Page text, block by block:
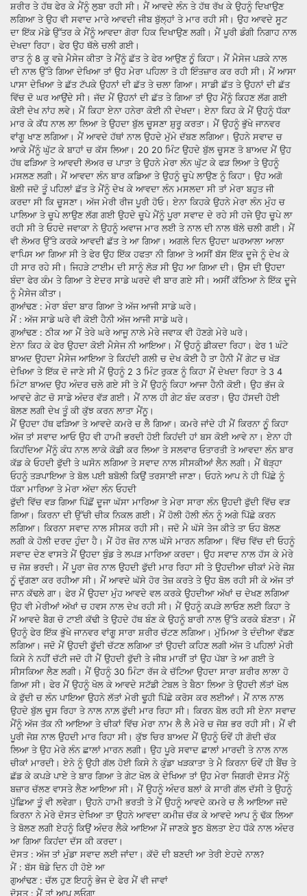
ਸ਼ਰੀਰ ਤੇ ਹੱਥ ਫੇਰ ਕੇ ਮੈਂਨੂੰ ਲੁਬਾ ਰਹੀ ਸੀ। ਮੈਂ ਆਵਦੇ ਲੰਨ ਤੇ ਹੱਥ ਰੱਖ ਕੇ ਉਹਨੂੰ ਦਿਖਾਉਣ
ਲਗਿਆ ਤੇ ਉਹ ਵੀ ਸਵਾਦ ਮਾਰੇ ਆਵਦੀ ਜੀਬ ਬੁੱਲ੍ਹਾਂ ਤੇ ਮਾਰ ਰਹੀ ਸੀ। ਉਹ ਆਵਦੇ ਸੂਟ
ਦਾ ਇੱਕ ਮੋਡੇ ਉੱਤਰ ਕੇ ਮੈਂਨੂੰ ਆਵਦਾ ਗੋਰਾ ਹਿਕ ਦਿਖਾਉਣ ਲਗੀ। ਮੈਂ ਪੂਰੀ ਡੰਗੀ ਨਿਗਾਹ ਨਾਲ
ਦੇਖਦਾ ਰਿਹਾ। ਫੇਰ ਉਹ ਥੱਲੇ ਚਲੀ ਗਈ।
ਰਾਤ ਨੂੰ 8 ਕੂ ਵਜ਼ੇ ਮੈਸੇਜ ਕੀਤਾ ਤੇ ਮੈਂਨੂੰ ਛੱਤ ਤੇ ਫੇਰ ਆਉਣ ਨੁੂੰ ਕਿਹਾ। ਮੈਂ ਮੈਸੇਜ ਪੜਕੇ ਨਾਲ
ਦੀ ਨਾਲ ਉੱਤੇ ਗਿਆ ਦੇਖਿਆ ਤਾਂ ਉਹ ਮੇਰਾ ਪਹਿਲਾ ਤੋ ਹੀ ਇੰਤਜ਼ਾਰ ਕਰ ਰਹੀ ਸੀ। ਮੈਂ ਆਸਾ
ਪਾਸਾ ਦੇਖਿਆ ਤੇ ਛੱਤ ਟੱਪਕੇ ਉਹਨਾਂ ਦੀ ਛੱਤ ਤੇ ਚਲਾ ਗਿਆ। ਸਾਡੀ ਛੱਤ ਤੇ ਉਹਨਾਂ ਦੀ ਛੱਤ
ਵਿੱਚ ਦੋ ਘਰ ਆਉਂਦੇ ਸੀ। ਜੱਦ ਮੈਂ ਉਹਨਾਂ ਦੀ ਛੱਤ ਤੇ ਗਿਆ ਤਾਂ ਉਹ ਮੈਂਨੂੰ ਕਿਹਣ ਲੱਗ ਗਈ
ਕੋਈ ਦੇਖ ਨਾਂਹ ਲਵੇ। ਮੈਂ ਕਿਹਾ ਏਨਾ ਹਨੇਰਾ ਕੋਈ ਨੀ ਦੇਖਦਾ। ਏਨਾ ਕਿਹ ਕੇ ਮੈਂ ਉਹਨੂੰ ਧੱਕਾ
ਮਾਰ ਕੇ ਕੱਂਧ ਨਾਲ ਲਾ ਲਿਆ ਤੇ ਉਹਦਾ ਬੁੱਲ ਚੂਸਣਾ ਸ਼ੁਰੂ ਕਰਤਾ। ਮੈਂ ਉਹਨੂੰ ਭੁੱਖੇ ਜਾਨਵਰ
ਵਾਂਗੂ ਖਾਣ ਲਗਿਆ। ਮੈਂ ਆਵਦੇ ਹੱਥਾਂ ਨਾਲ ਉਹਦੇ ਮੁੱਮੇ ਦੱਬਣ ਲਗਿਆ। ਉਹਨੇ ਸਵਾਦ ਚ
ਆਕੇ ਮੈਂਨੂੰ ਘੁੱਟ ਕੇ ਬਾਹਾਂ ਚ ਕੱਸ ਲਿਆ। 20 20 ਮਿੰਟ ਉਹਦੇ ਬੁੱਲ ਚੂਸਣ ਤੋ ਬਾਅਦ ਮੈਂ ਉਹ
ਹੱਥ ਫੜਿਆ ਤੇ ਆਵਦੀ ਲੋਅਰ ਚ ਪਾਤਾ ਤੇ ਉਹਨੇ ਮੇਰਾ ਲੰਨ ਘੁੱਟ ਕੇ ਫੜ ਲਿਆ ਤੇ ਉਹਨੂੰ
ਮਸਲਣ ਲਗੀ। ਮੈਂ ਆਵਦਾ ਲੰਨ ਬਾਰ ਕਡਿਆ ਤੇ ਉਹਨੂੰ ਚੂਪੇ ਲਾਉਣ ਨੂੰ ਕਿਹਾ। ਉਹ ਅਗੋ
ਬੋਲੀ ਜਦੋ ਤੂੰ ਪਹਿਲਾਂ ਛੱਤ ਤੇ ਮੈਂਨੂੰ ਦੇਖ ਕੇ ਆਵਦਾ ਲੰਨ ਮਸਲਦਾ ਸੀ ਤਾਂ ਮੇਰਾ ਬਹੁਤ ਜੀ
ਕਰਦਾ ਸੀ ਕਿ ਚੂਸਣਾ। ਅੱਜ ਮੇਰੀ ਰੀਜ ਪੂਰੀ ਹੋਓ। ਏਨਾ ਕਿਹਕੇ ਉਹਨੇ ਮੇਰਾ ਲੰਨ ਮੁੰਹ ਚ
ਪਾਲਿਆ ਤੇ ਚੂਪੇ ਲਾਉਣ ਲੱਗ ਗਈ ਉਹਦੇ ਚੂਪੇ ਮੈਂਨੂੰ ਪੂਰਾ ਸਵਾਦ ਦੇ ਰਹੇ ਸੀ ਹਜੇ ਉਹ ਚੂਪੇ ਲਾ
ਰਹੀ ਸੀ ਤੇ ਓਹਦੇ ਜਵਾਕਾ ਨੇ ਉਹਨੂੰ ਅਵਾਜ ਮਾਰ ਲਈ ਤੇ ਨਾਲ ਦੀ ਨਾਲ ਥੱਲੇ ਚਲੀ ਗਈ। ਮੈਂ
ਵੀ ਲੋਅਰ ਉੱਤੇ ਕਰਕੇ ਆਵਦੀ ਛੱਤ ਤੇ ਆ ਗਿਆ। ਅਗਲੇ ਦਿਨ ਉਹਦਾ ਘਰਆਲਾ ਆਲਾ
ਵਾਪਿਸ ਆ ਗਿਆ ਸੀ ਤੇ ਫੇਰ ਉਹ ਇੱਕ ਹਫਤਾ ਨੀ ਗਿਆ ਤੇ ਅਸੀਂ ਬੱਸ ਇੱਕ ਦੂਜੇ ਨੂੰ ਦੇਖ ਕੇ
ਹੀ ਸਾਰ ਰਹੇ ਸੀ। ਜਿਹੜੇ ਟਾਈਮ ਦੀ ਸਾਨੂੰ ਲੋੜ ਸੀ ਉਹ ਆ ਗਿਆ ਦੀ। ਉਸ ਦੀ ਉਹਦਾ
ਬੰਦਾ ਫੇਰ ਕੰਮ ਤੇ ਗਿਆ ਤੇ ਏਦਰ ਸਾਡੇ ਘਰਦੇ ਵੀ ਬਾਰ ਗਏ ਸੀ। ਅਸੀਂ ਕੱਠਿਆ ਨੇ ਇੱਕ ਦੂਜੇ
ਨੂੰ ਮੈਸੇਜ ਕੀਤਾ।
ਗੁਆਂਢਣ : ਮੇਰਾ ਬੰਦਾ ਬਾਰ ਗਿਆ ਤੇ ਅੱਜ ਆਜੀ ਸਾਡੇ ਘਰੇ।
ਮੈਂ : ਅੱਜ ਸਾਡੇ ਘਰੇ ਵੀ ਕੋਈ ਹੈਨੀ ਅੱਜ ਆਜੀ ਸਾਡੇ ਘਰੇ।
ਗੁਆਂਢਣ : ਠੀਕ ਆ ਮੈਂ ਤੇਰੇ ਘਰੇ ਆਜੂ ਨਾਲੇ ਮੇਰੇ ਜਵਾਕ ਵੀ ਹੋਣਗੇ ਮੇਰੇ ਘਰੇ।
ਏਨਾ ਕਿਹ ਕੇ ਫੇਰ ਉਹਦਾ ਕੋਈ ਮੈਸੇਜ ਨੀ ਆਇਆ। ਮੈਂ ਉਹਨੂੰ ਡੀਕਦਾ ਰਿਹਾ। ਫੇਰ 1 ਘੰਟੇ
ਬਾਅਦ ਉਹਦਾ ਮੈਸੇਜ ਆਇਆ ਤੇ ਕਿਹਂਦੀ ਗਲੀ ਚ ਦੇਖ ਕੋਈ ਹੈ ਤਾ ਹੈਨੀ ਮੈਂ ਗੇਟ ਚ ਖੱੜ
ਦੇਖਿਆ ਤੇ ਇੱਕ ਦੋ ਜਾਣੇ ਸੀ ਮੈਂ ਉਹਨੂੰ 2 3 ਮਿੰਟ ਰੁਕਣ ਨੂੰ ਕਿਹਾ ਮੈਂ ਦੇਖਦਾ ਰਿਹਾ ਤੇ 3 4
ਮਿੰਟਾ ਬਾਅਦ ਉਹ ਅੰਦਰ ਚਲੇ ਗਏ ਸੀ ਤੇ ਮੈਂ ਉਹਨੂੰ ਕਿਹਾ ਆਜਾ ਹੈਨੀ ਕੋਈ। ਉਹ ਭੱਜ ਕੇ
ਆਵਦੇ ਗੇਟ ਚੋ ਸਾਡੇ ਅੰਦਰ ਵੱੜ ਗਈ। ਮੈਂ ਨਾਲ ਹੀ ਗੇਟ ਬੰਦ ਕਰਤਾ। ਉਹ ਹੱਸਦੀ ਹੋਈ
ਬੋਲਣ ਲਗੀ ਦੇਖ ਤੂੰ ਕੀ ਕੁੱਝ ਕਰਨ ਲਾਤਾ ਮੈਂਨੂ।
ਮੈਂ ਉਹਦਾ ਹੱਥ ਫੜਿਆ ਤੇ ਆਵਦੇ ਕਮਰੇ ਚ ਲੈ ਗਿਆ। ਕਮਰੇ ਜਾਂਦੇ ਹੀ ਮੈਂ ਕਿਰਨਾ ਨੁੂੰ ਕਿਹਾ
ਅੱਜ ਤਾਂ ਸਵਾਦ ਆਓ ਉਹ ਵੀ ਹਾਮੀ ਭਰਦੀ ਹੋਈ ਕਿਹਂਦੀ ਹਾਂ ਬਸ ਕੋਈ ਆਵੇ ਨਾ। ਏਨਾ ਹੀ
ਕਿਹਂਦਿਆ ਮੈਂਨੂੰ ਕੰਧ ਨਾਲ ਲਾਕੇ ਕੋਡੀ ਕਰ ਲਿਆ ਤੇ ਸਲਵਾਰ ਓਤਾਰਤੀ ਤੇ ਆਵਦਾ ਲੰਨ ਬਾਰ
ਕੱਡ ਕੇ ਓਹਦੀ ਫੁੱਦੀ ਤੇ ਘਸੋਨ ਲਗਿਆ ਤੇ ਸਵਾਦ ਨਾਲ ਸੀਸਕੀਆਂ ਲੈਨ ਲਗੀ। ਮੈਂ ਥੋੜ੍ਹਾ
ਓਹਨੂੰ ਤੜਪਾਇਆ ਤੇ ਬੋਲ ਪਈ ਬਬੋਲੀ ਕਿਉਂ ਤਰਸਾਈ ਜਾਣਾ। ਓਹਨੇ ਆਪ ਨੇ ਹੀ ਪਿੱਛੇ ਨੂੰ
ਧੱਕਾ ਮਾਰਿਆ ਤੇ ਮੇਰਾ ਅੱਦਾ ਲੰਨ ਓਹਦੀ
ਫੁੱਦੀ ਵਿੱਚ ਵੜ ਗਿਆ ਪਿੱਛੋਂ ਦੂਜਾ ਘੱਸਾ ਮਾਰਿਆ ਤੇ ਮੇਰਾ ਸਾਰਾ ਲੰਨ ਉਹਦੀ ਫੁੱਦੀ ਵਿੱਚ ਵੜ
ਗਿਆ। ਕਿਰਨਾ ਦੀ ਉੱਚੀ ਚੀਕ ਨਿਕਲ ਗਈ। ਮੈਂ ਹੋਲੀ ਹੋਲੀ ਲੰਨ ਨੂੰ ਅਗੇ ਪਿੱਛੇ ਕਰਨ
ਲਗਿਆ। ਕਿਰਨਾ ਸਵਾਦ ਨਾਲ ਸੀਸਕ ਰਹੀ ਸੀ। ਜਦੋ ਮੈ ਘੱਸੇ ਤੇਜ ਕੀਤੇ ਤਾ ਓਹ ਬੋਲਣ
ਲਗੀ ਕੇ ਹੋਲੀ ਦਰਦ ਹੁੰਦਾ ਹੈ। ਮੈਂ ਹੋਰ ਜ਼ੋਰ ਨਾਲ ਘੱਸੇ ਮਾਰਨ ਲਗਿਆ। ਵਿੱਚ ਵਿੱਚ ਦੀ ਓਹਨੂੰ
ਸਵਾਦ ਦੇਣ ਵਾਸਤੇ ਮੈਂ ਉਹਦਾ ਬੁੰਡ ਤੇ ਲਪੜ ਮਾਰਿਆ ਕਰਦਾ। ਉਹ ਸਵਾਦ ਨਾਲ ਹੱਸ ਕੇ ਮੇਰੇ
ਚ ਜੋਸ਼ ਭਰਦੀ। ਮੈਂ ਪੂਰਾ ਜ਼ੋਰ ਨਾਲ ਉਹਦੀ ਫੁੱਦੀ ਮਾਰ ਰਿਹਾ ਸੀ ਤੇ ਉਹਦੀਆ ਚੀਕਾਂ ਮੇਰੇ ਜੋਸ਼
ਨੁੂੰ ਦੁੱਗਣਾ ਕਰ ਰਹੀਆ ਸੀ। ਮੈਂ ਆਵਦੇ ਘੱਸੇ ਹੋਰ ਤੇਜ਼ ਕਰਤੇ ਤੇ ਉਹ ਬੋਲ ਰਹੀ ਸੀ ਕੇ ਅੱਜ ਤਾਂ
ਜਾਨ ਕੱਢਲੇ ਗਾ। ਫੇਰ ਮੈਂ ਉਹਦਾ ਮੁੰਹ ਆਵਦੇ ਵਲ ਕਰਕੇ ਉਹਦੀਆ ਅੱਖਾਂ ਚ ਦੇਖਣ ਲਗਿਆ
ਉਹ ਵੀ ਮੇਰੀਆਂ ਅੱਖਾਂ ਚ ਹਵਸ ਨਾਲ ਦੇਖ ਰਹੀ ਸੀ। ਮੈਂ ਉਹਨੂੰ ਕਪੜੇ ਲਾਓਣ ਲਈ ਕਿਹਾ ਤੇ
ਮੈਂ ਆਵਦੇ ਬੈਗ ਚੋ ਟਾਈ ਕੱਢੀ ਤੇ ਉਹਦੇ ਹੱਥ ਬੰਣ ਕੇ ਉਹਨੂੰ ਬਾਰੀ ਨਾਲ ਉੱਤੇ ਕਰਕੇ ਬੰਣਤਾ। ਮੈਂ
ਉਹਨੂੰ ਫੇਰ ਇੱਕ ਭੁੱਖੇ ਜਾਨਵਰ ਵਾਂਗੂ ਸਾਰਾ ਸ਼ਰੀਰ ਚੱਟਣ ਲਗਿਆ। ਮੁੱਮਿਆ ਤੇ ਦੰਦੀਆ ਵੱਡਣ
ਲਗਿਆ। ਜਦੋ ਮੈਂ ਉਹਦੀ ਫੂੱਦੀ ਚੱਟਣ ਲਗਿਆ ਤਾਂ ਉਹਦੀ ਕਹਿਣ ਲਗੀ ਅੱਜ ਤੋ ਪਹਿਲਾਂ ਮੇਰੀ
ਕਿਸੇ ਨੇ ਨਹੀਂ ਚੱਟੀ ਜਦੋ ਹੀ ਮੈਂ ਉਹਦੀ ਫੁੱਦੀ ਤੇ ਜੀਬ ਮਾਰੀਂ ਤਾਂ ਉਹ ਪੱਬਾ ਤੇ ਆ ਗਈ ਤੇ
ਸੀਸਕਿਆ ਲੈਣ ਲਗੀ। ਮੈਂ ਉਹਨੂੰ 30 ਮਿੰਟਾ ਰੱਜ ਕੇ ਚੱਟਿਆ ਉਹਦਾ ਸਾਰਾ ਸ਼ਰੀਰ ਲਾਲਾ ਹੋ
ਗਿਆ ਸੀ। ਫੇਰ ਮੈਂ ਉਹਨੂੰ ਖੋਲ ਕੇ ਆਵਦੇ ਸਟੱਡੀ ਟੇਬਲ ਤੇ ਬੈਠਾ ਲਿਆ ਤੇ ਉਹਦੀ ਲੱਤਾਂ ਖੋਲ
ਕੇ ਫੁੱਦੀ ਚ ਲੰਨ ਪਾਇਆ ਉਹਨੇ ਲੱਤਾਂ ਮੇਰੀ ਢੂਹੀ ਪਿੱਛੇ ਕਰੋਸ ਕਰ ਲਈਆਂ। ਮੈਂ ਨਾਲ ਨਾਲ
ਉਹਦੇ ਬੁੱਲ ਚੂਸ ਰਿਹਾ ਤੇ ਨਾਲ ਨਾਲ਼ ਫੁੱਦੀ ਮਾਰ ਰਿਹਾ ਸੀ। ਕਿਰਨ ਬੋਲ ਰਹੀ ਸੀ ਏਨਾ ਸਵਾਦ
ਮੈਂਨੂੰ ਅੱਜ ਤੱਕ ਨੀ ਆਇਆ ਤੇ ਚੀਕਾਂ ਵਿੱਚ ਮੇਰਾ ਨਾਮ ਲੈ ਲੈ ਮੇਰੇ ਚ ਜੋਸ਼ ਭਰ ਰਹੀ ਸੀ। ਮੈਂ ਵੀ
ਪੂਰੀ ਜੋਸ਼ ਨਾਲ ਉਹਦੀ ਮਾਰ ਰਿਹਾ ਸੀ। ਕੁੱਝ ਚਿਰ ਬਾਅਦ ਮੈਂ ਉਹਨੂੰ ਓਵੇਂ ਹੀ ਗੋਦੀ ਚੱਕ
ਲਿਆ ਤੇ ਉਹ ਮੇਰੇ ਲੰਨ ਛਾਲਾਂ ਮਾਰਨ ਲਗੀ। ਉਹ ਪੂਰੇ ਸਵਾਦ ਛਾਲਾਂ ਮਾਰਦੀ ਤੇ ਨਾਲ ਨਾਲ
ਚੀਕਾਂ ਮਾਰਦੀ। ਏਨੇ ਨੂੰ ਉਹੀ ਗੱਲ ਹੋਈ ਕਿਸੇ ਨੇ ਕੁੰਡਾ ਖੜਕਾਤਾ ਤੇ ਮੈ ਕਿਰਨਾ ਓਵੇਂ ਹੀ ਬੈਂਚ ਤੇ
ਛੱਡ ਕੇ ਕਪੜੇ ਪਾਏ ਤੇ ਬਾਰ ਗਿਆ ਤੇ ਗੇਟ ਖੋਲ ਕੇ ਦੇਖਿਆ ਤਾਂ ਉਹ ਮੇਰਾ ਜਿਗਰੀ ਦੋਸਤ ਮੈਂਨੂੰ
ਬਜ਼ਾਰ ਚੱਲਣ ਵਾਸਤੇ ਲੈਣ ਆਇਆ ਸੀ। ਮੈਂ ਉਹਨੂੰ ਅੰਦਰ ਬਲਾਂ ਕੇ ਸਾਰੀ ਗੱਲ ਦੱਸੀ ਤੇ ਉਹਨੂੰ
ਪੁੱਛਿਆ ਤੂੰ ਵੀ ਲਵੇਗਾ। ਉਹਨੇ ਹਾਮੀ ਭਰਤੀ ਤੇ ਮੈਂ ਉਹਨੂੰ ਆਵਦੇ ਕਮਰੇ ਚ ਲੈ ਆਇਆ ਜਦੋ
ਕਿਰਨਾ ਨੇ ਮੇਰੇ ਦੋਸਤ ਦੇਖਿਆ ਤਾ ਉਹਨੇ ਆਵਦਾ ਕਮੀਜ਼ ਚੱਕ ਕੇ ਆਵਦੇ ਆਪ ਨੂੰ ਢੱਕ ਲਿਆ
ਤੇ ਬੋਲਣ ਲਗੀ ਏਹਨੂੰ ਕਿਉਂ ਅੰਦਰ ਲੈਕੇ ਆਇਆ ਮੈਂ ਜਾਣਕੇ ਝੂਠ ਬੋਲਤਾ ਏਹ ਧੱਕੇ ਨਾਲ ਅੰਦਰ
ਆ ਗਿਆ ਕਿਹਂਦਾ ਦੱਸ ਕੀ ਕਰਦਾ।
ਦੋਸਤ : ਅੱਜ ਤਾਂ ਮੁੰਡਾ ਸਵਾਦ ਲਈ ਜਾਂਦਾ। ਕੱਦੋ ਦੀ ਬਣਦੀ ਆ ਤੇਰੀ ਏਹਦੇ ਨਾਲ?
ਮੈਂ : ਬੱਸ ਥੋਡੇ ਦਿਨ ਹੀ ਹੋਏ ਆ
ਗੁਆਂਢਣ : ਚੱਲ ਹੁਣ ਇਹਨੂੰ ਭੇਜ ਦੇ ਫੇਰ ਮੈਂ ਵੀ ਜਾਵਾਂ
ਦੋਸਤ : ਮੈਂ ਤਾਂ ਆਪ ਲਓਗਾ